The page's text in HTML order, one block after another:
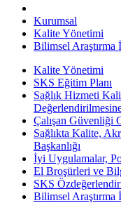
Kurumsal
Kalite Yönetimi
Bilimsel
Kalite Yönetimi
SKS Eğitim Planı
Sağlık Hizmeti
Çalışan Güvenliği
Sağlıkta Kalite,
Başkanlığı
İyi Uygulamalar,
El Broşürleri ve
SKS
Bilimsel